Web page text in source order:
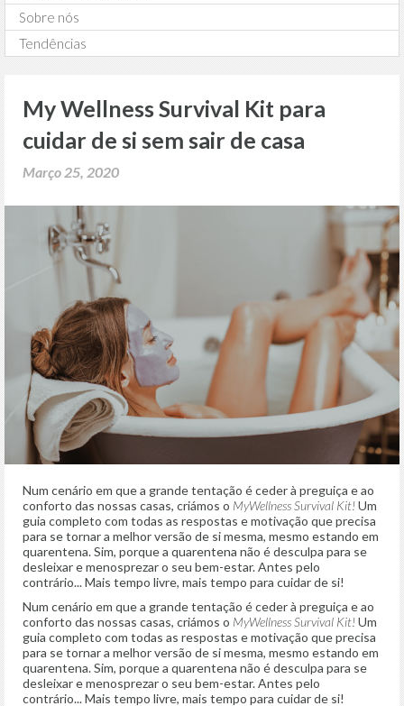
Sobre nós
Tendências
My Wellness Survival Kit para
cuidar de si sem sair de casa
Março 25, 2020
Num cenário em que a grande tentação é ceder à preguiça e ao
conforto das nossas casas, criámos o MyWellness Survival Kit!Um
guia completo com todas as respostas e motivação que precisa
para se tornar a melhor versão de si mesma, mesmo estando em
quarentena. Sim, porque a quarentena não é desculpa para se
desleixar e menosprezar o seu bem-estar. Antes pelo
contrário... Mais tempo livre, mais tempo para cuidar de si!
Num cenário em que a grande tentação é ceder à preguiça e ao
conforto das nossas casas, criámos o MyWellness Survival Kit!Um
guia completo com todas as respostas e motivação que precisa
para se tornar a melhor versão de si mesma, mesmo estando em
quarentena. Sim, porque a quarentena não é desculpa para se
desleixar e menosprezar o seu bem-estar. Antes pelo
contrário... Mais tempo livre, mais tempo para cuidar de si!